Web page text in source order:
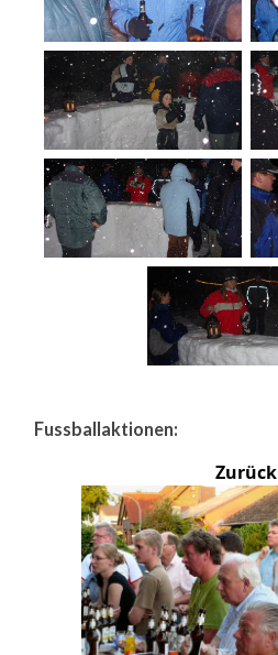
Fussballaktionen:
Zurück